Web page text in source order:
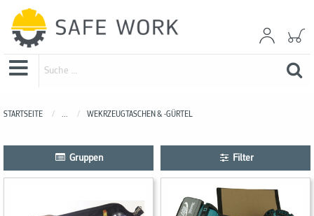
STARTSEITE ... WEKRZEUGTASCHEN & -GÜRTEL
Gruppen Filter